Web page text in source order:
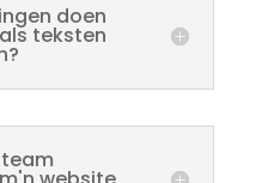
doen
teksten